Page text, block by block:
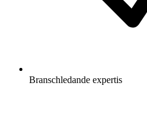
Branschledande expertis